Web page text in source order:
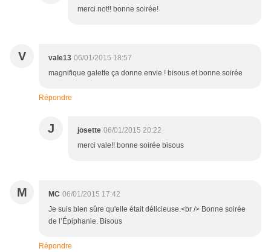
merci not!! bonne soirée!
V vale13 06/01/2015 18:57
magnifique galette ça donne envie ! bisous et bonne soirée
Répondre
J josette 06/01/2015 20:22
merci vale!! bonne soirée bisous
M MC 06/01/2015 17:42
Je suis bien sûre qu'elle était délicieuse.<br /> Bonne soirée
de l’Épiphanie. Bisous
Répondre